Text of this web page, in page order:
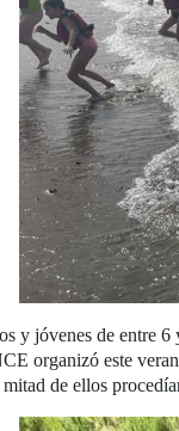
y jóvenes de entre 6
organizó este
de ellos